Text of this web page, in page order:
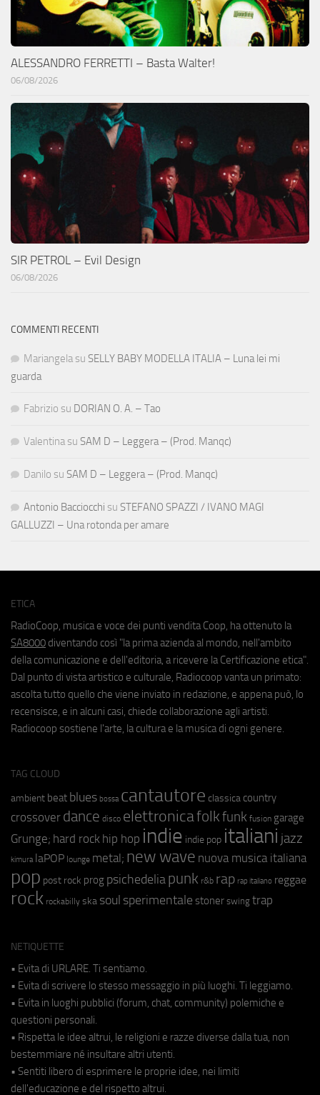
ALESSANDRO FERRETTI – Basta Walter!
06/08/2026
SIR PETROL – Evil Design
06/08/2026
COMMENTI RECENTI
Mariangela su SELLY BABY MODELLA ITALIA – Luna lei mi
guarda
Fabrizio su DORIAN O. A. – Tao
Valentina su SAM D – Leggera – (Prod. Manqc)
Danilo su SAM D – Leggera – (Prod. Manqc)
Antonio Bacciocchi su STEFANO SPAZZI / IVANO MAGI
GALLUZZI – Una rotonda per amare
ETICA
RadioCoop, musica e voce dei punti vendita Coop, ha ottenuto la
SA8000 diventando così "la prima azienda al mondo, nell'ambito
della comunicazione e dell'editoria, a ricevere la Certificazione etica".
Dal punto di vista artistico e culturale, Radiocoop vanta un primato:
ascolta tutto quello che viene inviato in redazione, e appena può, lo
recensisce, e in alcuni casi, chiede collaborazione agli artisti.
Radiocoop sostiene l'arte, la cultura e la musica di ogni genere.
TAG CLOUD
ambient beat blues bossa cantautore classica country
crossover dance disco elettronicafolkfunk fusion garage
Grunge; hard rock hip hop indie indie pop italiani jazz
kimura laPOP lounge metal; new wave nuova musica italiana
pop post rock prog psichedeliapunk r&b rap rap italiano reggae
rock rockabilly ska soul sperimentale stoner swing trap
NETIQUETTE
• Evita di URLARE. Ti sentiamo.
• Evita di scrivere lo stesso messaggio in più luoghi. Ti leggiamo.
• Evita in luoghi pubblici (forum, chat, community) polemiche e
questioni personali.
• Rispetta le idee altrui, le religioni e razze diverse dalla tua, non
bestemmiare né insultare altri utenti.
• Sentiti libero di esprimere le proprie idee, nei limiti
dell'educazione e del rispetto altrui.